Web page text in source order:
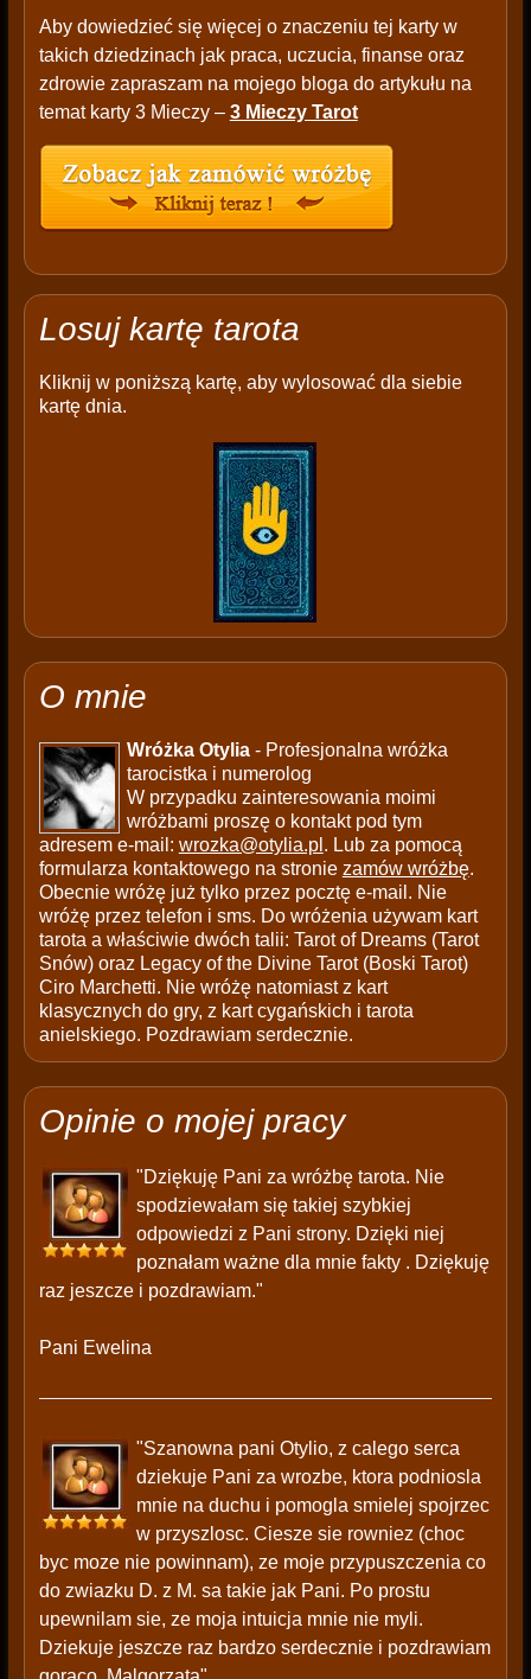
Aby dowiedzieć się więcej o znaczeniu tej karty w
takich dziedzinach jak praca, uczucia, finanse oraz
zdrowie zapraszam na mojego bloga do artykułu na
temat karty 3 Mieczy – 3 Mieczy Tarot
Losuj kartę tarota
Kliknij w poniższą kartę, aby wylosować dla siebie
kartę dnia.
O mnie
Wróżka Otylia- Profesjonalna wróżka
tarocistka i numerolog
W przypadku zainteresowania moimi
wróżbami proszę o kontakt pod tym
adresem e-mail: wrozka@otylia.pl . Lub za pomocą
formularza kontaktowego na stronie zamów wróżbę.
Obecnie wróżę już tylko przez pocztę e-mail. Nie
wróżę przez telefon i sms. Do wróżenia używam kart
tarota a właściwie dwóch talii: Tarot of Dreams (Tarot
Snów) oraz Legacy of the Divine Tarot (Boski Tarot)
Ciro Marchetti. Nie wróżę natomiast z kart
klasycznych do gry, z kart cygańskich i tarota
anielskiego. Pozdrawiam serdecznie.
Opinie o mojej pracy
"Dziękuję Pani za wróżbę tarota. Nie
spodziewałam się takiej szybkiej
odpowiedzi z Pani strony. Dzięki niej
poznałam ważne dla mnie fakty . Dziękuję
raz jeszcze i pozdrawiam."
Pani Ewelina
"Szanowna pani Otylio, z calego serca
dziekuje Pani za wrozbe, ktora podniosla
mnie na duchu i pomogla smielej spojrzec
w przyszlosc. Ciesze sie rowniez (choc
byc moze nie powinnam), ze moje przypuszczenia co
do zwiazku D. z M. sa takie jak Pani. Po prostu
upewnilam sie, ze moja intuicja mnie nie myli.
Dziekuje jeszcze raz bardzo serdecznie i pozdrawiam